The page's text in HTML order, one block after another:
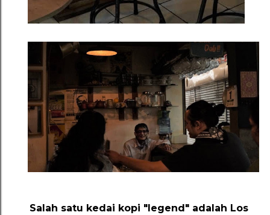
Salah satu kedai kopi "legend" adalah Los